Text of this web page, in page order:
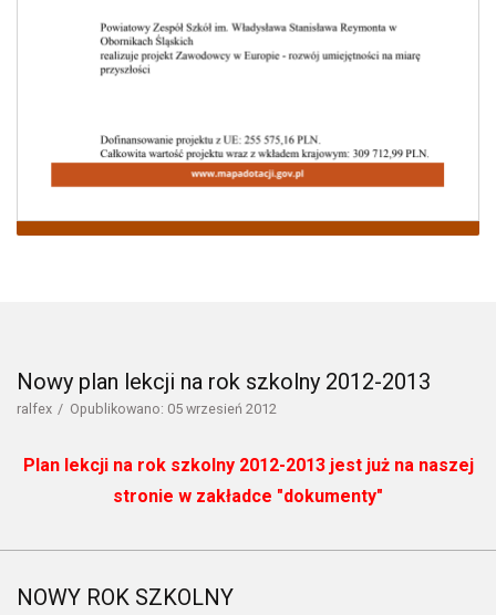
Nowy plan lekcji na rok szkolny 2012-2013
ralfex Opublikowano: 05 wrzesień 2012
Plan lekcji na rok szkolny 2012-2013 jest już na naszej
stronie w zakładce "dokumenty"
NOWY ROK SZKOLNY